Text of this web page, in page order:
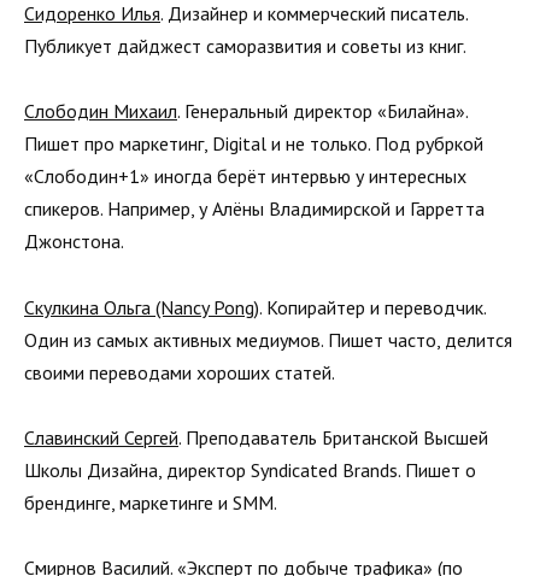
Сидоренко Илья. Дизайнер и коммерческий писатель.
Публикует дайджест саморазвития и советы из книг.
Слободин Михаил. Генеральный директор «Билайна».
Пишет про маркетинг, Digital и не только. Под рубркой
«Слободин+1» иногда берёт интервью у интересных
спикеров. Например, у Алёны Владимирской и Гарретта
Джонстона.
Скулкина Ольга (Nancy Pong). Копирайтер и переводчик.
Один из самых активных медиумов. Пишет часто, делится
своими переводами хороших статей.
Славинский Сергей. Преподаватель Британской Высшей
Школы Дизайна, директор Syndicated Brands. Пишет о
брендинге, маркетинге и SMM.
Смирнов Василий. «Эксперт по добыче трафика» (по